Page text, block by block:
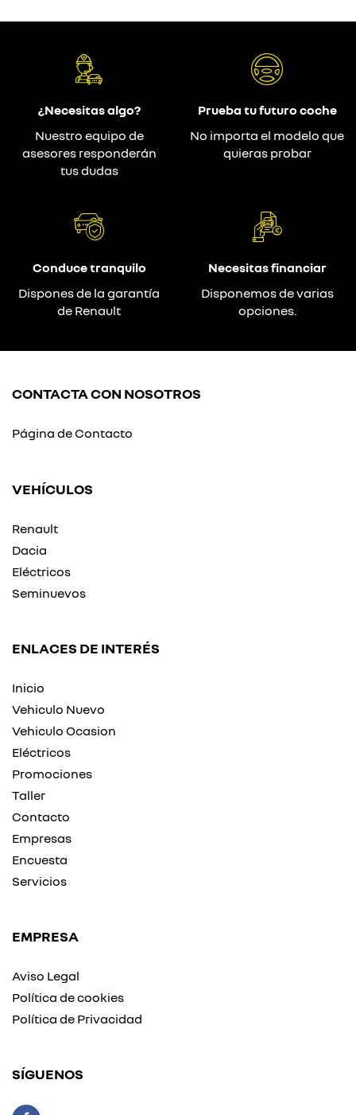
¿Necesitas algo?
Nuestro equipo de
asesores responderán
tus dudas
Prueba tu futuro coche
No importa el modelo que
quieras probar
Conduce tranquilo
Dispones de la garantía
de Renault
Necesitas financiar
Disponemos de varias
opciones.
CONTACTA CON NOSOTROS
Página de Contacto
VEHÍCULOS
Renault
Dacia
Eléctricos
Seminuevos
ENLACES DE INTERÉS
Inicio
Vehiculo Nuevo
Vehiculo Ocasion
Eléctricos
Promociones
Taller
Contacto
Empresas
Encuesta
Servicios
EMPRESA
Aviso Legal
Política de cookies
Política de Privacidad
SÍGUENOS